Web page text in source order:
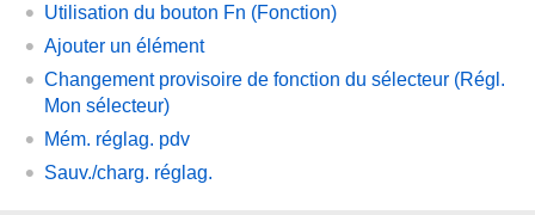
Utilisation du bouton Fn (Fonction)
Ajouter un élément
Changement provisoire de fonction du sélecteur (Régl.
Mon sélecteur)
Mém. réglag. pdv
Sauv./charg. réglag.